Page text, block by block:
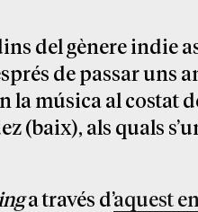
del gènere indie
de passar uns
música al costat
(baix), als quals
a través d’aquest